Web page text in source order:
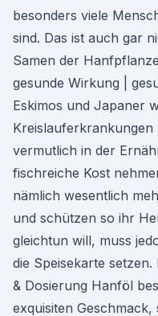
besonders viele
sind. Das ist auch gar
Samen der
gesunde Wirkung |
Eskimos und Japaner
Kreislauferkrankungen
vermutlich in der
fischreiche Kost
nämlich wesentlich
und schützen so ihr
gleichtun will, muss
die Speisekarte
& Dosierung Hanföl
exquisiten